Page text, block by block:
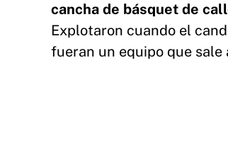
cancha de básquet de
Explotaron cuando el
fueran un equipo que sale